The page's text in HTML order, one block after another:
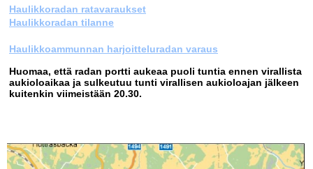
Haulikkoradan ratavaraukset
Haulikkoradan tilanne
Haulikkoammunnan harjoitteluradan varaus
Huomaa, että radan portti aukeaa puoli tuntia ennen virallista
aukioloaikaa ja sulkeutuu tunti virallisen aukioloajan jälkeen
kuitenkin viimeistään 20.30.